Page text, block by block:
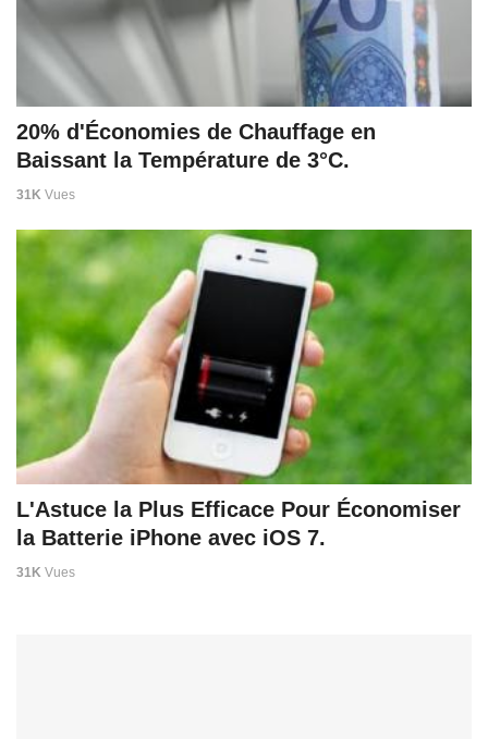
20% d'Économies de Chauffage en
Baissant la Température de 3°C.
31K Vues
L'Astuce la Plus Efficace Pour Économiser
la Batterie iPhone avec iOS 7.
31K Vues